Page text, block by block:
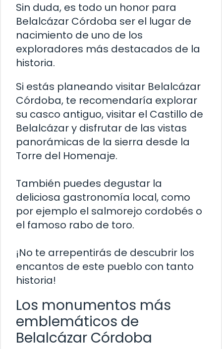
Sin duda, es todo un honor para
Belalcázar Córdoba ser el lugar de
nacimiento de uno de los
exploradores más destacados de la
historia.
Si estás planeando visitar Belalcázar
Córdoba, te recomendaría explorar
su casco antiguo, visitar el Castillo de
Belalcázar y disfrutar de las vistas
panorámicas de la sierra desde la
Torre del Homenaje.
También puedes degustar la
deliciosa gastronomía local, como
por ejemplo el salmorejo cordobés o
el famoso rabo de toro.
¡No te arrepentirás de descubrir los
encantos de este pueblo con tanto
historia!
Los monumentos más
emblemáticos de
Belalcázar Córdoba